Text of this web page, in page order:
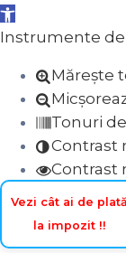
Vezi cât ai de plată
la impozit !!
Deschide bara
Instrumente
Mărește
Tonuri
Contrast
Contrast
Fundal
Legături